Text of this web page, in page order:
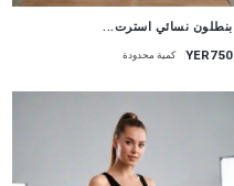
بنطلون نسائي استرت...
YER750 كمية محدودة